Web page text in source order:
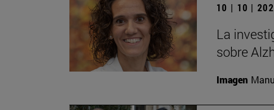
10 | 10 |
La
sobre
Imagen